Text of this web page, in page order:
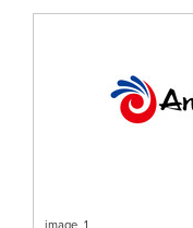
image_1